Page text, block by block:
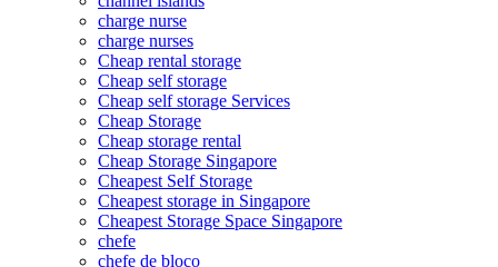
charge nurse
charge nurses
Cheap rental storage
Cheap self storage
Cheap self storage Services
Cheap Storage
Cheap storage rental
Cheap Storage Singapore
Cheapest Self Storage
Cheapest storage in Singapore
Cheapest Storage Space Singapore
chefe
chefe de bloco